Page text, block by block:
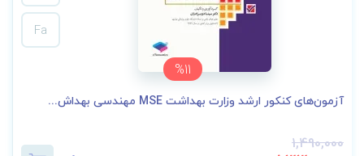
%11
Fa
آزمون‌های کنکور ارشد وزارت بهداشت MSE مهندسی بهداش...
1,490,000